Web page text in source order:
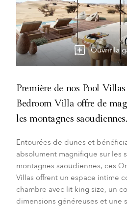
Ouvrir la
Première de nos Pool
Bedroom Villa offre de
les montagnes saoudiennes.
Entourées de dunes et
absolument magnifique sur les
montagnes saoudiennes, ces
Villas offrent un espace intime
chambre avec lit king size, un
dimensions généreuses et une